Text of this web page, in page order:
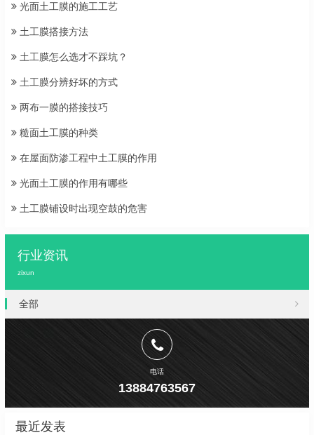
光面土工膜的施工工艺
土工膜搭接方法
土工膜怎么选才不踩坑？
土工膜分辨好坏的方式
两布一膜的搭接技巧
糙面土工膜的种类
在屋面防渗工程中土工膜的作用
光面土工膜的作用有哪些
土工膜铺设时出现空鼓的危害
行业资讯
zixun
全部
电话
13884763567
最近发表